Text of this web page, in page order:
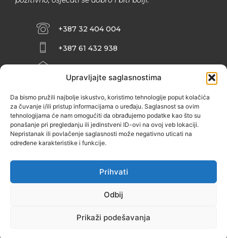
Upravljajte saglasnostima
Da bismo pružili najbolje iskustvo, koristimo tehnologije poput kolačića
za čuvanje i/ili pristup informacijama o uređaju. Saglasnost sa ovim
tehnologijama će nam omogućiti da obrađujemo podatke kao što su
ponašanje pri pregledanju ili jedinstveni ID-ovi na ovoj veb lokaciji.
Nepristanak ili povlačenje saglasnosti može negativno uticati na
određene karakteristike i funkcije.
Prihvati
Odbij
Prikaži podešavanja
+387 32 404 004
+387 61 432 938
INFO@ZENIT.BA
ZENIČANKA, 3. SPRAT), 72000 ZENICA